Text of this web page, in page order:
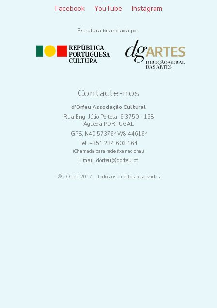
Facebook YouTube Instagram
Estrutura financiada por:
Contacte-nos
d’Orfeu Associação Cultural
Rua Eng. Júlio Portela, 6 3750 - 158
Águeda PORTUGAL
GPS: N40.57376º W8.44616º
Tel: +351 234 603 164
(Chamada para rede fixa nacional)
Email: dorfeu@dorfeu.pt
® dOrfeu 2017 - Todos os direitos reservados